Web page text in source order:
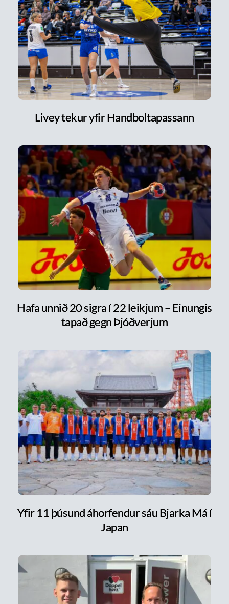
Livey tekur yfir Handboltapassann
Hafa unnið 20 sigra í 22 leikjum – Einungis
tapað gegn Þjóðverjum
Yfir 11 þúsund áhorfendur sáu Bjarka Má í
Japan